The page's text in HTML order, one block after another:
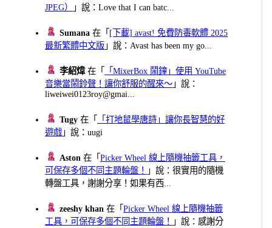
JPEG）
」說：Love that I can batc...
Sumana 在「 [下載] avast! 免費防毒軟體 2025
最新繁體中文版 」說：Avast has been my go...
李紹煒在「
「MixerBox 鬧鐘」使用 YouTube
音樂當鬧鈴聲！讓你舒服的醒來～ 」說：
liweiwei0123roy@gmai...
Tugy 在「
「打地鼠學唐詩」讓你長智慧的好
遊戲 」說：uugi
Aston 在「Picker Wheel 線上隨機抽籤工具，
可保存多個不同主題輪盤！
」說：很實用的隨機
轉盤工具，謝謝分享！如果有西...
zeeshy khan 在「Picker Wheel 線上隨機抽籤
工具，可保存多個不同主題輪盤！
」說：感謝分